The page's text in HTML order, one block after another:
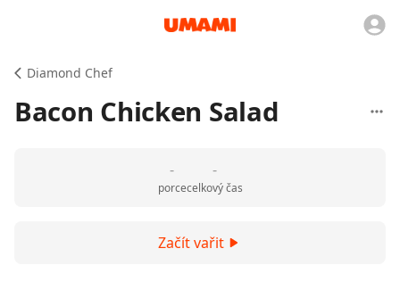
Diamond Chef
Bacon Chicken Salad
-
porce
-
celkový čas
Začít vařit